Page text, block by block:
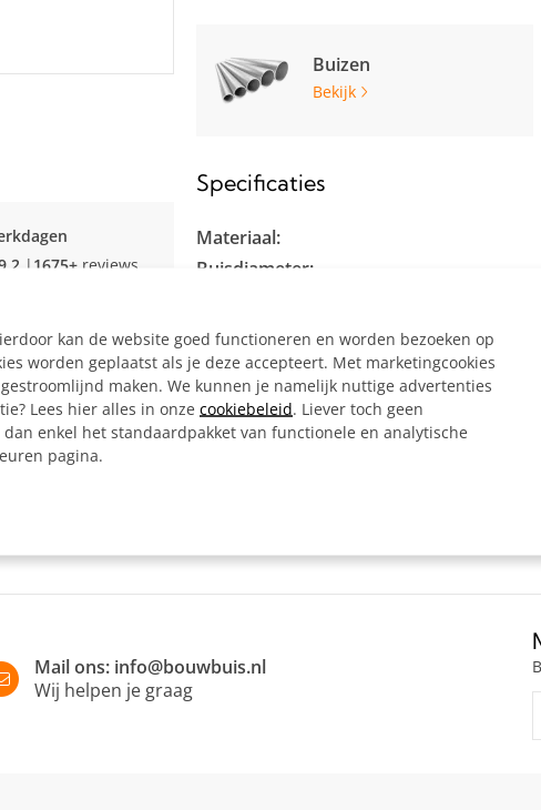
| 1675+ reviews
Buizen
Bekijk
Specificaties
Materiaal:
Buisdiameter:
Artikelnummer:
Omschrijving
Recht verbindingsstuk inwendig voor
Mail ons: info@bouwbuis.nl
Wij helpen je graag
kan de website goed functioneren en worden bezoeken op
worden geplaatst als je deze accepteert. Met marketingcookies
maken. We kunnen je namelijk nuttige advertenties
Lees hier alles in onze cookiebeleid. Liever toch geen
dan enkel het standaardpakket van functionele en analytische
pagina.